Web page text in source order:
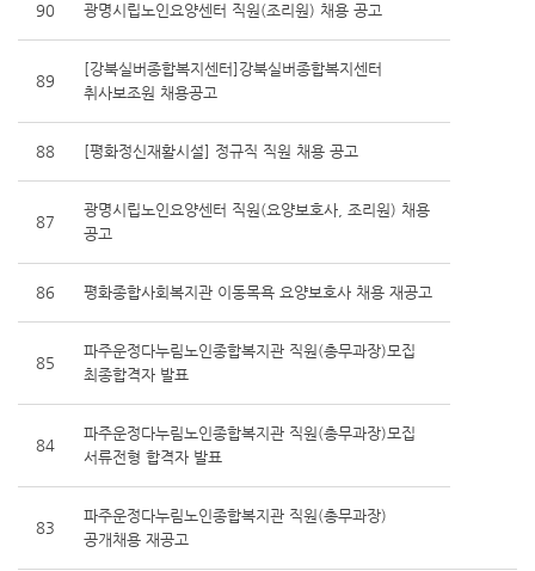
90 광명시립노인요양센터 직원(조리원) 채용 공고
89
[강북실버종합복지센터]강북실버종합복지센터
취사보조원 채용공고
88 [평화정신재활시설] 정규직 직원 채용 공고
87
광명시립노인요양센터 직원(요양보호사, 조리원) 채용
공고
86 평화종합사회복지관 이동목욕 요양보호사 채용 재공고
85
파주운정다누림노인종합복지관 직원(총무과장)모집
최종합격자 발표
84
파주운정다누림노인종합복지관 직원(총무과장)모집
서류전형 합격자 발표
83
파주운정다누림노인종합복지관 직원(총무과장)
공개채용 재공고